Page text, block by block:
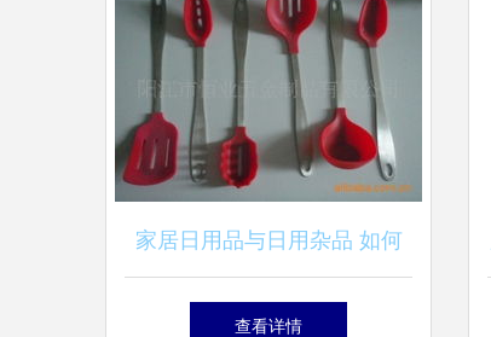
家居日用品与日用杂品 如何
选择更实用？
查看详情